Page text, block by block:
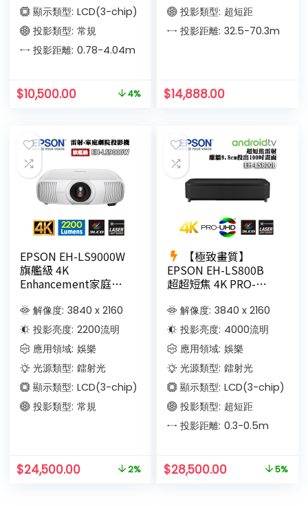
顯示類型: LCD(3-chip)
投影類型: 常規
投影距離: 0.78-4.04m
$10,500.00 4%
投影類型: 超短距
投影距離: 32.5-70.3m
$14,888.00
EPSON EH-LS9000W
旗艦級 4K
Enhancement家庭影
解像度: 3840 x 2160
投影亮度: 2200流明
應用領域: 娛樂
光源類型: 鐳射光
顯示類型: LCD(3-chip)
投影類型: 常規
$24,500.00 2%
【極致畫質】
EPSON EH-LS800B
超超短焦 4K PRO-
9.8cm投100吋(黑色)
解像度: 3840 x 2160
投影亮度: 4000流明
應用領域: 娛樂
光源類型: 鐳射光
顯示類型: LCD(3-chip)
投影類型: 超短距
投影距離: 0.3-0.5m
$28,500.00 5%